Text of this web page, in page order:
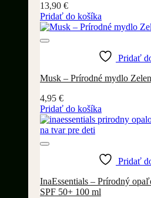
13,90 €
Pridať do košíka
Pridať
Musk – Prírodné mydlo
4,95 €
Pridať do košíka
Pridať
InaEssentials – Prírodný
SPF 50+ 100 ml